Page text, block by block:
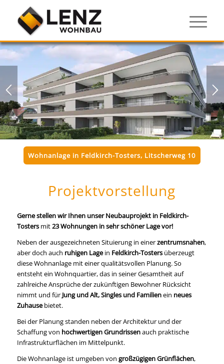
Wohnanlage in Feldkirch-Tosters, Litscherweg 10
Projektvorstellung
Gerne stellen wir Ihnen unser Neubauprojekt in Feldkirch-
Tosters mit23 Wohnungen in sehr schöner Lage vor!
Neben der ausgezeichneten Situierung in einerzentrumsnahen,
aber doch auch ruhigen Lagein Feldkirch-Tostersüberzeugt
diese Wohnanlage mit einer qualitätsvollen Planung. So
entsteht ein Wohnquartier, das in seiner Gesamtheit auf
zahlreiche Ansprüche der zukünftigen Bewohner Rücksicht
nimmt und für Jung und Alt, Singles und Familienein neues
Zuhausebietet.
Bei der Planung standen neben der Architektur und der
Schaffung von hochwertigen Grundrissenauch praktische
Infrastrukturflächen im Mittelpunkt.
Die Wohnanlage ist umgeben von großzügigenGrünflächen,